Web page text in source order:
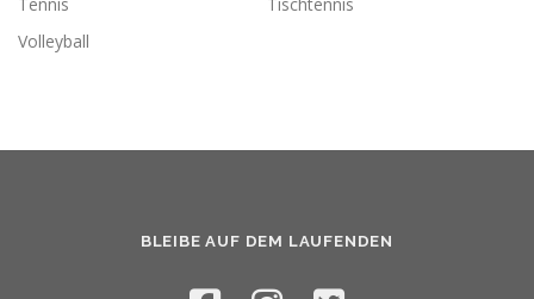
Volleyball
BLEIBE AUF DEM LAUFENDEN